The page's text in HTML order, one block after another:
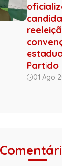
Partido
01 Ago